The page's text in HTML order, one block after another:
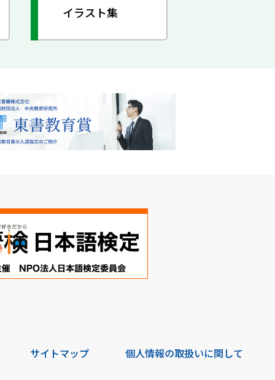
イラスト集
サイトマップ 個人情報の取扱いに関して